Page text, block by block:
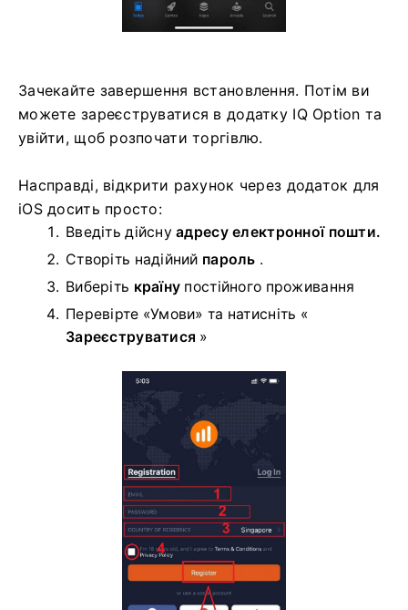
Зачекайте завершення встановлення. Потім ви
можете зареєструватися в додатку IQ Option та
увійти, щоб розпочати торгівлю.
Насправді, відкрити рахунок через додаток для
iOS досить просто:
Введіть дійснуадресу електронної пошти.
Створіть надійний пароль .
Виберіть країну постійного проживання
Перевірте «Умови» та натисніть «
Зареєструватися »